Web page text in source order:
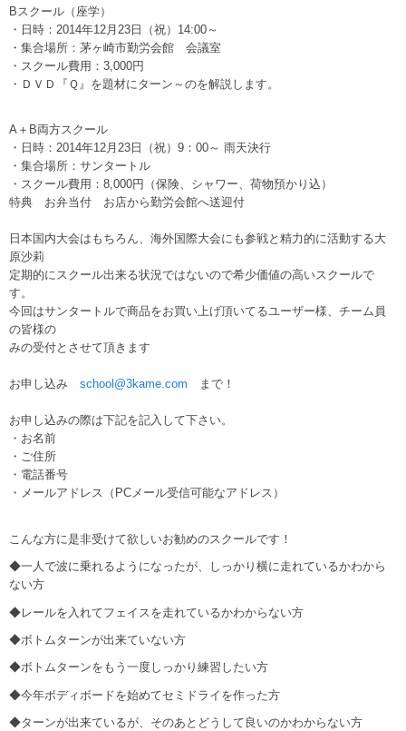
Bスクール（座学）
・日時：2014年12月23日（祝）14:00～
・集合場所：茅ヶ崎市勤労会館 会議室
・スクール費用：3,000円
・ＤＶＤ『Ｑ』を題材にターン～のを解説します。
A＋B両方スクール
・日時：2014年12月23日（祝）9：00～ 雨天決行
・集合場所：サンタートル
・スクール費用：8,000円（保険、シャワー、荷物預かり込）
特典 お弁当付 お店から勤労会館へ送迎付
日本国内大会はもちろん、海外国際大会にも参戦と精力的に活動する大
原沙莉
定期的にスクール出来る状況ではないので希少価値の高いスクールで
す。
今回はサンタートルで商品をお買い上げ頂いてるユーザー様、チーム員
の皆様の
みの受付とさせて頂きます
お申し込み school@3kame.com まで！
お申し込みの際は下記を記入して下さい。
・お名前
・ご住所
・電話番号
・メールアドレス（PCメール受信可能なアドレス）
こんな方に是非受けて欲しいお勧めのスクールです！
◆一人で波に乗れるようになったが、しっかり横に走れているかわから
ない方
◆レールを入れてフェイスを走れているかわからない方
◆ボトムターンが出来ていない方
◆ボトムターンをもう一度しっかり練習したい方
◆今年ボディボードを始めてセミドライを作った方
◆ターンが出来ているが、そのあとどうして良いのかわからない方